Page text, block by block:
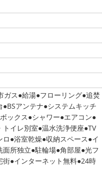
ガス 給湯 フローリング 追焚
BSアンテナ システムキッチ
ックス シャワー エアコン
トイレ別室 温水洗浄便座 TV
ロ 浴室乾燥 収納スペース イ
面所独立 駐輪場 角部屋 光フ
街 インターネット無料 24時